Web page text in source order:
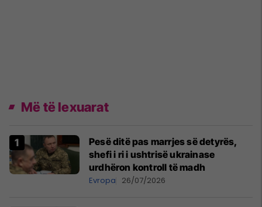
Më të lexuarat
Pesë ditë pas marrjes së detyrës,
shefi i ri i ushtrisë ukrainase
urdhëron kontroll të madh
Evropa 26/07/2026